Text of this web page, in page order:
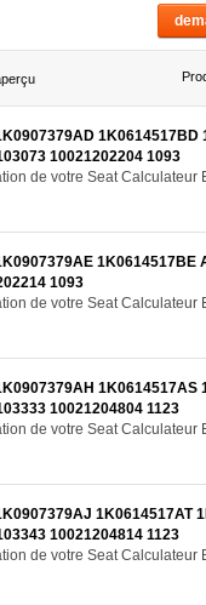
1K0614517BD
10021202204 1093
de votre Seat Calculateur
1K0614517BE
1093
de votre Seat Calculateur
1K0614517AS
10021204804 1123
de votre Seat Calculateur
1K0614517AT
10021204814 1123
de votre Seat Calculateur